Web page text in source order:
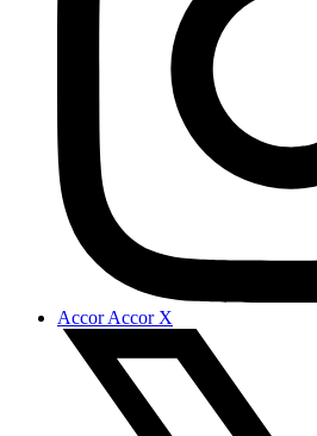
Accor Accor X